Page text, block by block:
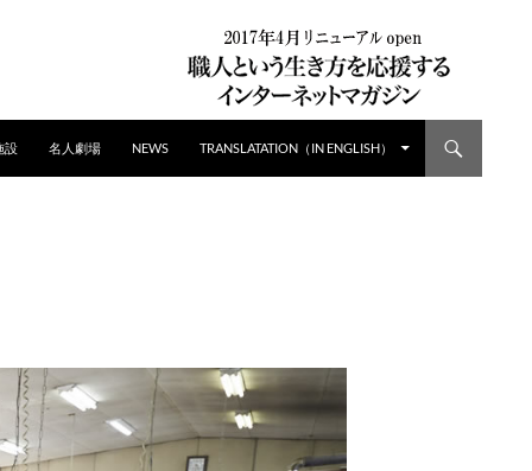
設 名人劇場 NEWS TRANSLATATION（IN ENGLISH）